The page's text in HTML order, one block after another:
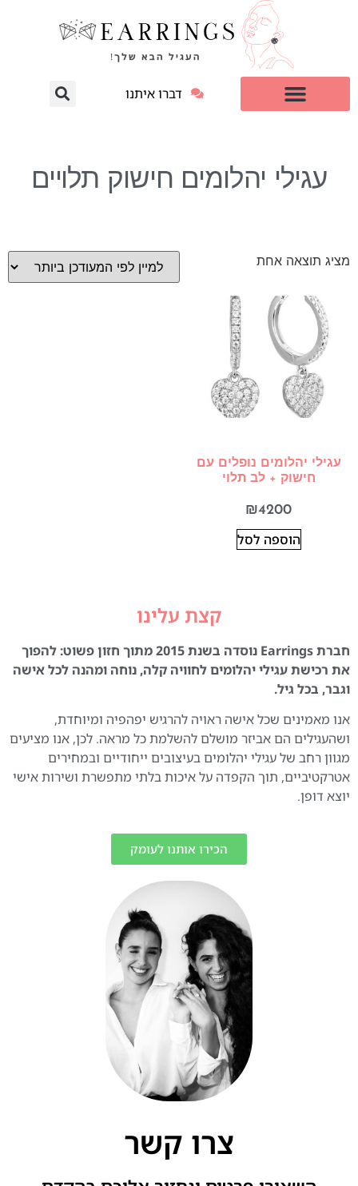
דברו איתנו
עגילי יהלומים חישוק תלויים
מציג תוצאה אחת
עגילי יהלומים נופלים עם
חישוק + לב תלוי
₪4200
הוספה לסל
קצת עלינו
חברת Earrings נוסדה בשנת 2015 מתוך חזון פשוט: להפוך
את רכישת עגילי יהלומים לחוויה קלה, נוחה ומהנה לכל אישה
וגבר, בכל גיל.
אנו מאמינים שכל אישה ראויה להרגיש יפהפיה ומיוחדת,
ושהעגילים הם אביזר מושלם להשלמת כל מראה. לכן, אנו מציעים
מגוון רחב של עגילי יהלומים בעיצובים ייחודיים ובמחירים
אטרקטיביים, תוך הקפדה על איכות בלתי מתפשרת ושירות אישי
יוצא דופן.
הכירו אותנו לעומק
צרו קשר